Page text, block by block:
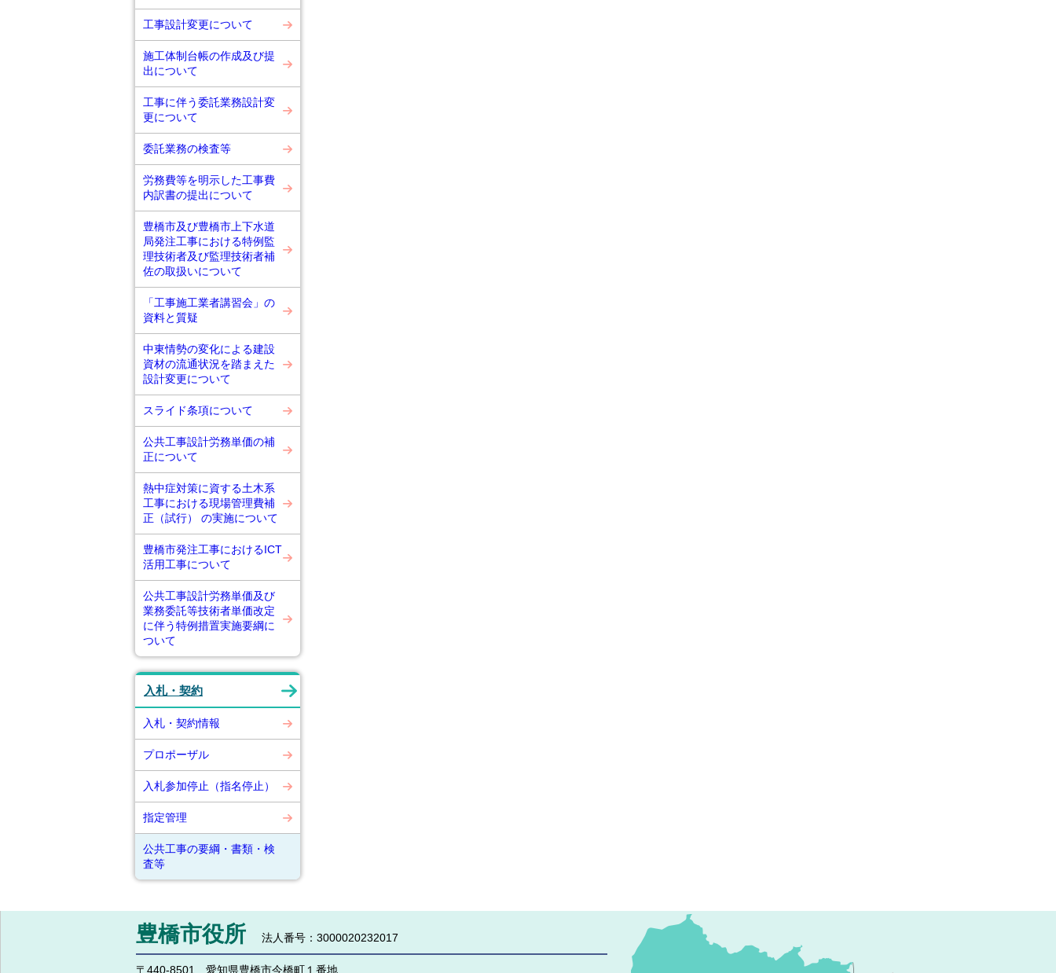
工事設計変更について
施工体制台帳の作成及び提
出について
工事に伴う委託業務設計変
更について
委託業務の検査等
労務費等を明示した工事費
内訳書の提出について
豊橋市及び豊橋市上下水道
局発注工事における特例監
理技術者及び監理技術者補
佐の取扱いについて
「工事施工業者講習会」の
資料と質疑
中東情勢の変化による建設
資材の流通状況を踏まえた
設計変更について
スライド条項について
公共工事設計労務単価の補
正について
熱中症対策に資する土木系
工事における現場管理費補
正（試行） の実施について
豊橋市発注工事におけるICT
活用工事について
公共工事設計労務単価及び
業務委託等技術者単価改定
に伴う特例措置実施要綱に
ついて
入札・契約
入札・契約情報
プロポーザル
入札参加停止（指名停止）
指定管理
公共工事の要綱・書類・検
査等
豊橋市役所 法人番号：3000020232017
〒440-8501 愛知県豊橋市今橋町１番地